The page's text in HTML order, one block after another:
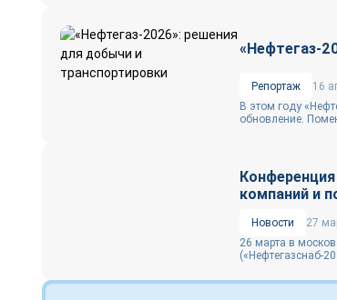
«Нефтегаз-
Репортаж
16
В этом году
обновление.
компаний и
Новости
27
26 марта в
(«Нефтегазснаб-